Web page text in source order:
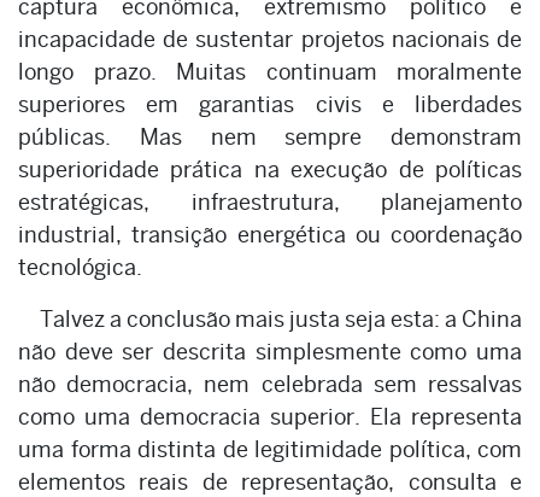
captura econômica, extremismo político e
incapacidade de sustentar projetos nacionais de
longo prazo. Muitas continuam moralmente
superiores em garantias civis e liberdades
públicas. Mas nem sempre demonstram
superioridade prática na execução de políticas
estratégicas, infraestrutura, planejamento
industrial, transição energética ou coordenação
tecnológica.
Talvez a conclusão mais justa seja esta: a China
não deve ser descrita simplesmente como uma
não democracia, nem celebrada sem ressalvas
como uma democracia superior. Ela representa
uma forma distinta de legitimidade política, com
elementos reais de representação, consulta e